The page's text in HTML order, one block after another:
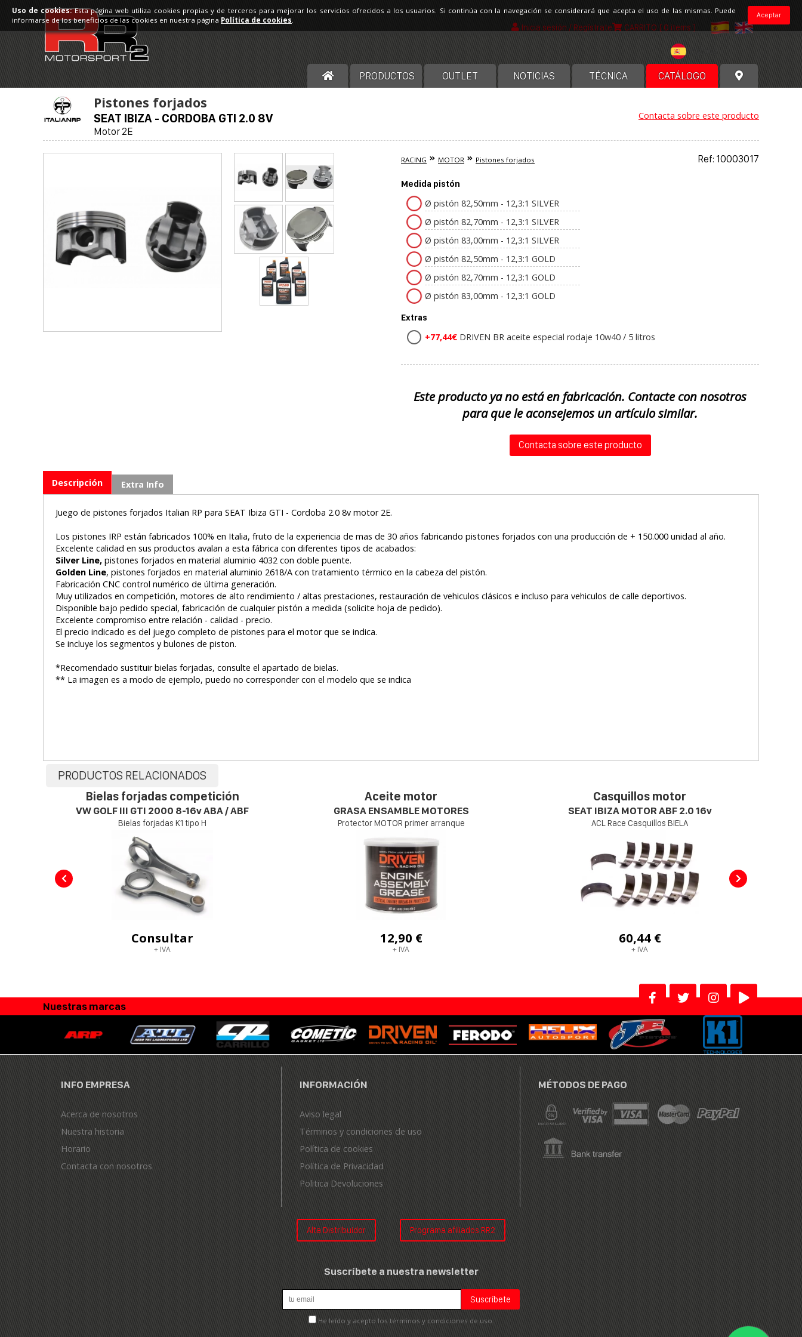
Inicia sesión / Regístrate CARRITO [ 0 items ]
PRODUCTOS OUTLET NOTICIAS TÉCNICA CATÁLOGO
Pistones forjados
SEAT IBIZA - CORDOBA GTI 2.0 8V
Motor 2E
Contacta sobre este producto
RACING MOTOR Pistones forjados Ref: 10003017
Medida pistón
Ø pistón 82,50mm - 12,3:1 SILVER
Ø pistón 82,70mm - 12,3:1 SILVER
Ø pistón 83,00mm - 12,3:1 SILVER
Ø pistón 82,50mm - 12,3:1 GOLD
Ø pistón 82,70mm - 12,3:1 GOLD
Ø pistón 83,00mm - 12,3:1 GOLD
Extras
+77,44€ DRIVEN BR aceite especial rodaje 10w40 / 5 litros
Este producto ya no está en fabricación. Contacte con nosotros
para que le aconsejemos un artículo similar.
Contacta sobre este producto
Descripción Extra Info
Juego de pistones forjados Italian RP para SEAT Ibiza GTI - Cordoba 2.0 8v motor 2E.
Los pistones IRP están fabricados 100% en Italia, fruto de la experiencia de mas de 30 años fabricando pistones forjados con una producción de + 150.000 unidad al año.
Excelente calidad en sus productos avalan a esta fábrica con diferentes tipos de acabados:
Silver Line, pistones forjados en material aluminio 4032 con doble puente.
Golden Line, pistones forjados en material aluminio 2618/A con tratamiento térmico en la cabeza del pistón.
Fabricación CNC control numérico de última generación.
Muy utilizados en competición, motores de alto rendimiento / altas prestaciones, restauración de vehiculos clásicos e incluso para vehiculos de calle deportivos.
Disponible bajo pedido special, fabricación de cualquier pistón a medida (solicite hoja de pedido).
Excelente compromiso entre relación - calidad - precio.
El precio indicado es del juego completo de pistones para el motor que se indica.
Se incluye los segmentos y bulones de piston.
*Recomendado sustituir bielas forjadas, consulte el apartado de bielas.
** La imagen es a modo de ejemplo, puedo no corresponder con el modelo que se indica
PRODUCTOS RELACIONADOS
Bielas forjadas competición
VW GOLF III GTI 2000 8-16v ABA / ABF
Bielas forjadas K1 tipo H
Consultar
+ IVA
Aceite motor
GRASA ENSAMBLE MOTORES
Protector MOTOR primer arranque
12,90 €
+ IVA
Casquillos motor
SEAT IBIZA MOTOR ABF 2.0 16v
ACL Race Casquillos BIELA
60,44 €
+ IVA
Nuestras marcas
INFO EMPRESA
Acerca de nosotros
Nuestra historia
Horario
Contacta con nosotros
INFORMACIÓN
Aviso legal
Términos y condiciones de uso
Política de cookies
Política de Privacidad
Politica Devoluciones
MÉTODOS DE PAGO
Alta Distribuidor Programa afiliados RR2
Suscríbete a nuestra newsletter
He leído y acepto los términos y condiciones de uso.
Aceptar
Uso de cookies:Esta página web utiliza cookies propias y de terceros para mejorar los servicios ofrecidos a los usuarios. Si continúa con la navegación se considerará que acepta el uso de las mismas. Puede
informarse de los beneficios de las cookies en nuestra página Política de cookies.